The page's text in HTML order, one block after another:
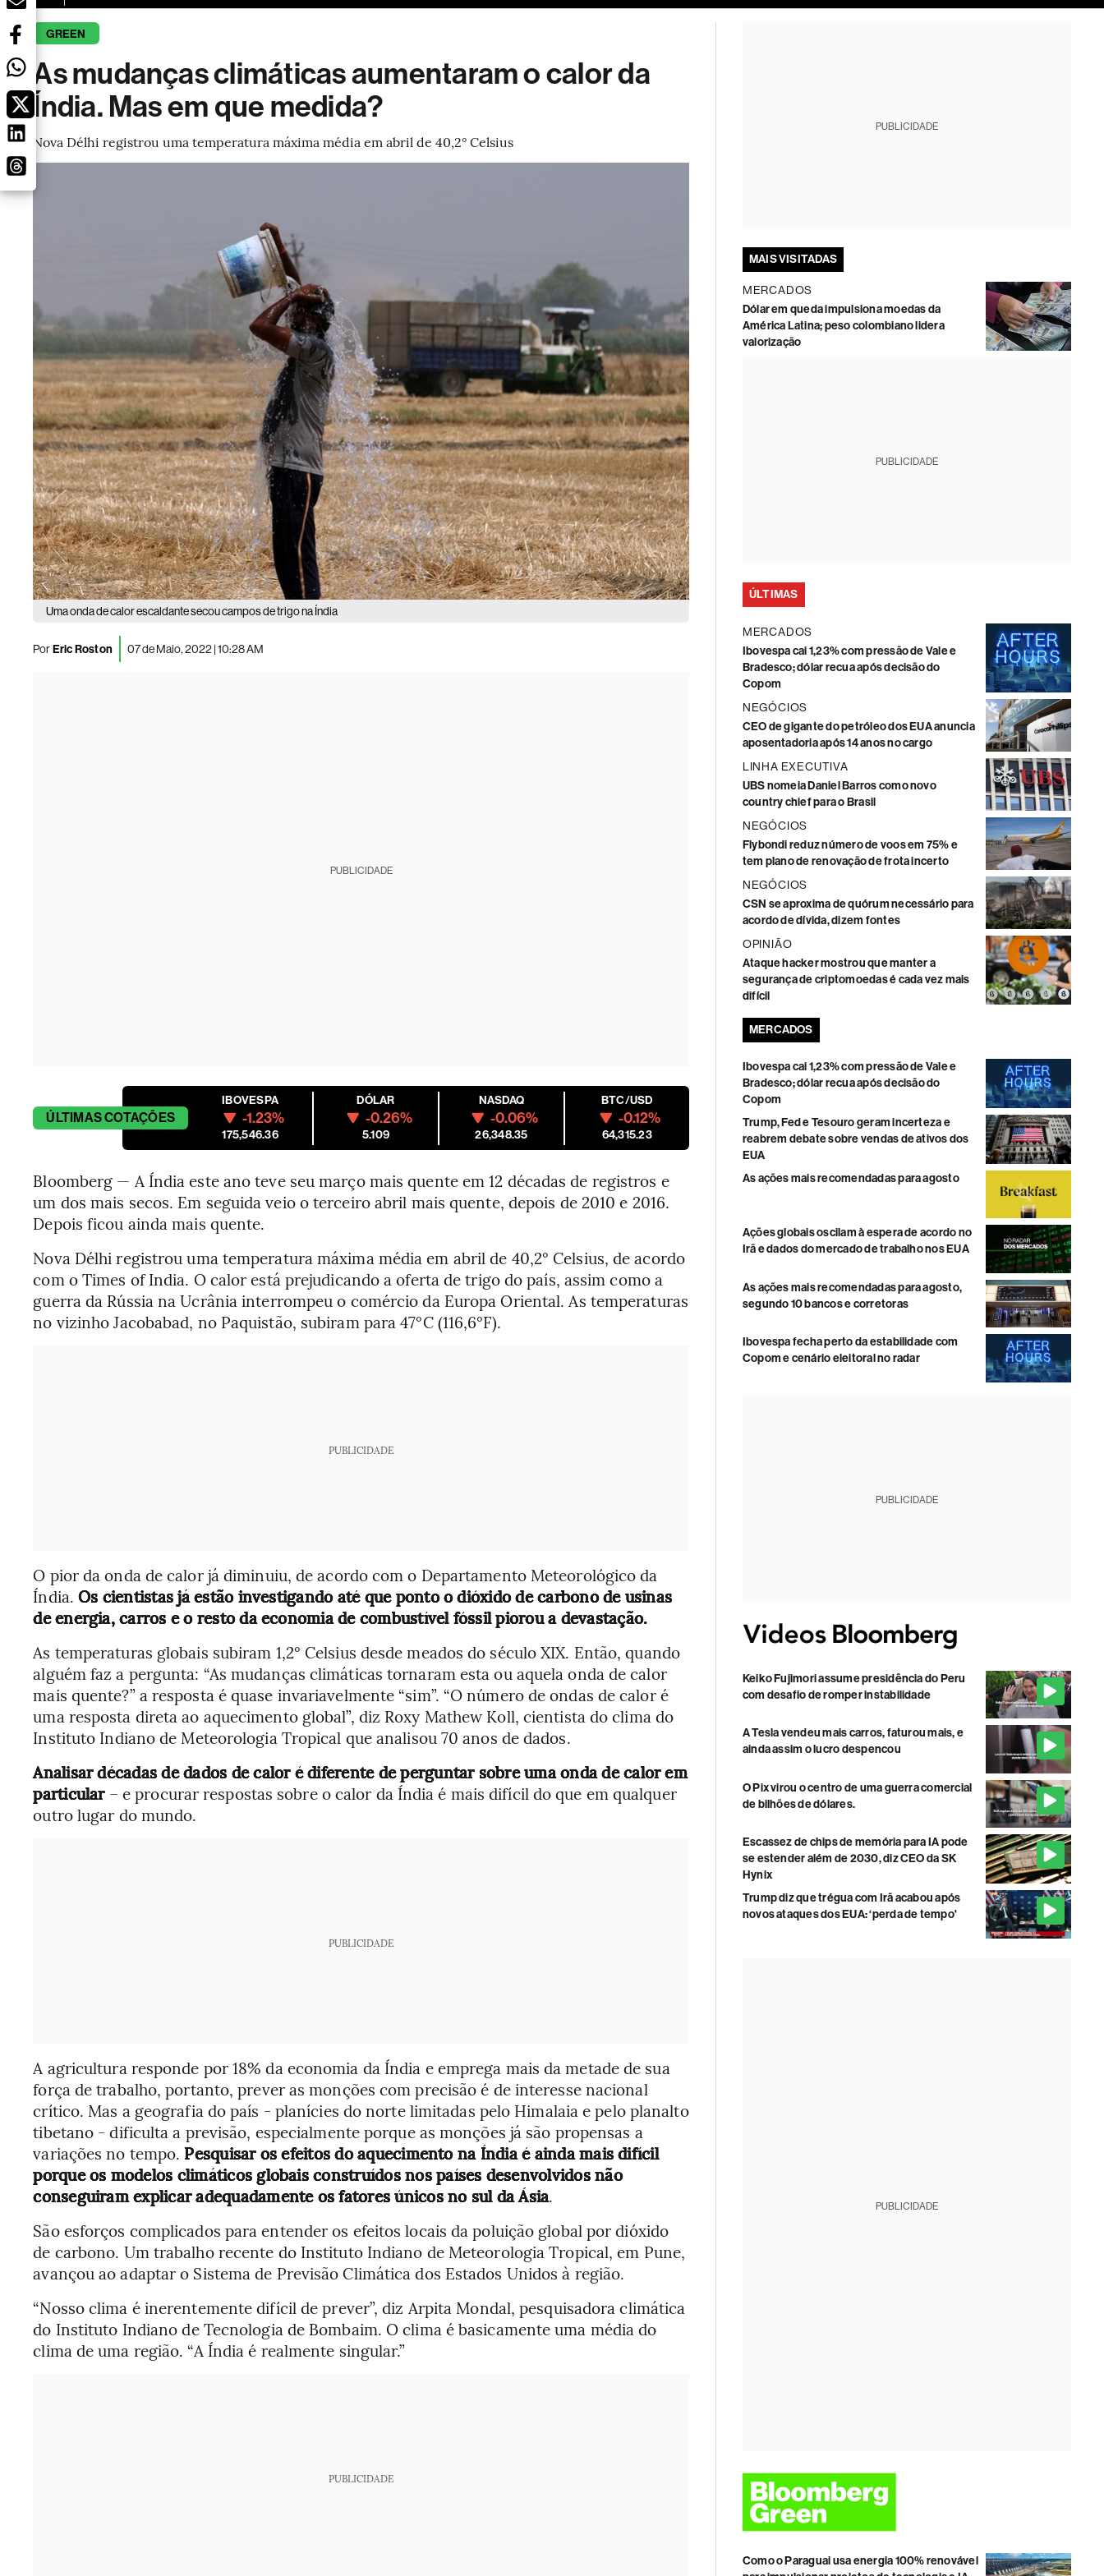
GREEN
As mudanças climáticas aumentaram o calor da
Índia. Mas em que medida?
Nova Délhi registrou uma temperatura máxima média em abril de 40,2° Celsius
Uma onda de calor escaldante secou campos de trigo na Índia
PorEric Roston 07 de Maio, 2022 | 10:28 AM
PUBLICIDADE
ÚLTIMASCOTAÇÕES
IBOVESPA
-1.23%
175,546.36
DÓLAR
-0.26%
5.109
NASDAQ
-0.06%
26,348.35
BTC/USD
-0.12%
64,315.23
Bloomberg — A Índia este ano teve seu março mais quente em 12 décadas de registros e
um dos mais secos. Em seguida veio o terceiro abril mais quente, depois de 2010 e 2016.
Depois ficou ainda mais quente.
Nova Délhi registrou uma temperatura máxima média em abril de 40,2° Celsius, de acordo
com o Times of India. O calor está prejudicando a oferta de trigo do país, assim como a
guerra da Rússia na Ucrânia interrompeu o comércio da Europa Oriental. As temperaturas
no vizinho Jacobabad, no Paquistão, subiram para 47°C (116,6°F).
PUBLICIDADE
O pior da onda de calor já diminuiu, de acordo com o Departamento Meteorológico da
Índia.Os cientistas já estão investigando até que ponto o dióxido de carbono de usinas
de energia, carros e o resto da economia de combustível fóssil piorou a devastação.
As temperaturas globais subiram 1,2° Celsius desde meados do século XIX. Então, quando
alguém faz a pergunta: “As mudanças climáticas tornaram esta ou aquela onda de calor
mais quente?” a resposta é quase invariavelmente “sim”. “O número de ondas de calor é
uma resposta direta ao aquecimento global”, diz Roxy Mathew Koll, cientista do clima do
Instituto Indiano de Meteorologia Tropical que analisou 70 anos de dados.
Analisar décadas de dados de calor é diferente de perguntar sobre uma onda de calor em
particular– e procurar respostas sobre o calor da Índia é mais difícil do que em qualquer
outro lugar do mundo.
PUBLICIDADE
A agricultura responde por 18% da economia da Índia e emprega mais da metade de sua
força de trabalho, portanto, prever as monções com precisão é de interesse nacional
crítico. Mas a geografia do país - planícies do norte limitadas pelo Himalaia e pelo planalto
tibetano - dificulta a previsão, especialmente porque as monções já são propensas a
variações no tempo. Pesquisar os efeitos do aquecimento na Índia é ainda mais difícil
porque os modelos climáticos globais construídos nos países desenvolvidos não
conseguiram explicar adequadamente os fatores únicos no sul da Ásia.
São esforços complicados para entender os efeitos locais da poluição global por dióxido
de carbono. Um trabalho recente do Instituto Indiano de Meteorologia Tropical, em Pune,
avançou ao adaptar o Sistema de Previsão Climática dos Estados Unidos à região.
“Nosso clima é inerentemente difícil de prever”, diz Arpita Mondal, pesquisadora climática
do Instituto Indiano de Tecnologia de Bombaim. O clima é basicamente uma média do
clima de uma região. “A Índia é realmente singular.”
PUBLICIDADE
PUBLICIDADE
MAIS VISITADAS
MERCADOS
Dólar em queda impulsiona moedas da
América Latina; peso colombiano lidera
valorização
PUBLICIDADE
ÚLTIMAS
MERCADOS
Ibovespa cai 1,23% com pressão de Vale e
Bradesco; dólar recua após decisão do
Copom
NEGÓCIOS
CEO de gigante do petróleo dos EUA anuncia
aposentadoria após 14 anos no cargo
LINHA EXECUTIVA
UBS nomeia Daniel Barros como novo
country chief para o Brasil
NEGÓCIOS
Flybondi reduz número de voos em 75% e
tem plano de renovação de frota incerto
NEGÓCIOS
CSN se aproxima de quórum necessário para
acordo de dívida, dizem fontes
OPINIÃO
Ataque hacker mostrou que manter a
segurança de criptomoedas é cada vez mais
difícil
MERCADOS
Ibovespa cai 1,23% com pressão de Vale e
Bradesco; dólar recua após decisão do
Copom
Trump, Fed e Tesouro geram incerteza e
reabrem debate sobre vendas de ativos dos
EUA
As ações mais recomendadas para agosto
Ações globais oscilam à espera de acordo no
Irã e dados do mercado de trabalho nos EUA
As ações mais recomendadas para agosto,
segundo 10 bancos e corretoras
Ibovespa fecha perto da estabilidade com
Copom e cenário eleitoral no radar
PUBLICIDADE
Keiko Fujimori assume presidência do Peru
com desafio de romper instabilidade
A Tesla vendeu mais carros, faturou mais, e
ainda assim o lucro despencou
O Pix virou o centro de uma guerra comercial
de bilhões de dólares.
Escassez de chips de memória para IA pode
se estender além de 2030, diz CEO da SK
Hynix
Trump diz que trégua com Irã acabou após
novos ataques dos EUA: ‘perda de tempo'
PUBLICIDADE
Como o Paraguai usa energia 100% renovável